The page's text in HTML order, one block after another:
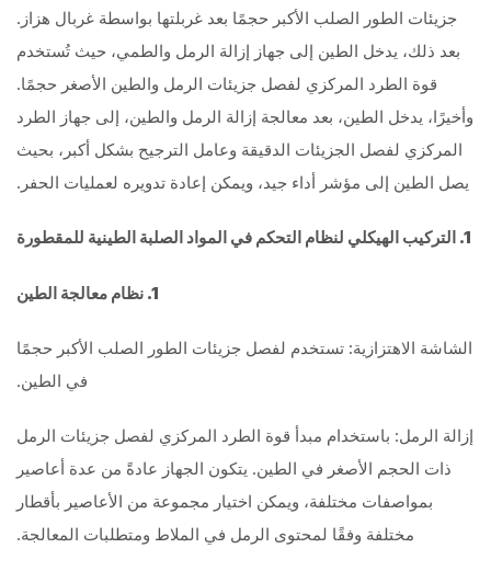
جزيئات الطور الصلب الأكبر حجمًا بعد غربلتها بواسطة غربال هزاز.
بعد ذلك، يدخل الطين إلى جهاز إزالة الرمل والطمي، حيث تُستخدم
قوة الطرد المركزي لفصل جزيئات الرمل والطين الأصغر حجمًا.
وأخيرًا، يدخل الطين، بعد معالجة إزالة الرمل والطين، إلى جهاز الطرد
المركزي لفصل الجزيئات الدقيقة وعامل الترجيح بشكل أكبر، بحيث
يصل الطين إلى مؤشر أداء جيد، ويمكن إعادة تدويره لعمليات الحفر.
1. التركيب الهيكلي لنظام التحكم في المواد الصلبة الطينية للمقطورة
1. نظام معالجة الطين
الشاشة الاهتزازية: تستخدم لفصل جزيئات الطور الصلب الأكبر حجمًا
في الطين.
إزالة الرمل: باستخدام مبدأ قوة الطرد المركزي لفصل جزيئات الرمل
ذات الحجم الأصغر في الطين. يتكون الجهاز عادةً من عدة أعاصير
بمواصفات مختلفة، ويمكن اختيار مجموعة من الأعاصير بأقطار
مختلفة وفقًا لمحتوى الرمل في الملاط ومتطلبات المعالجة.